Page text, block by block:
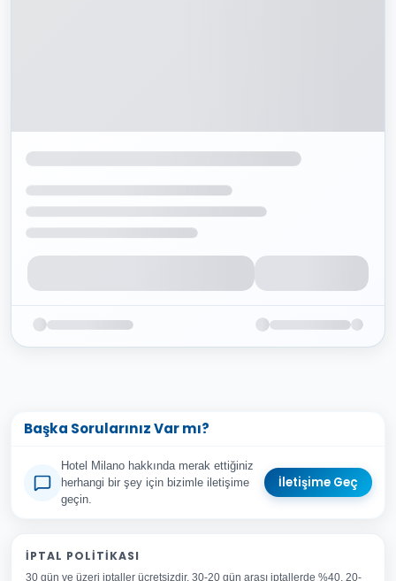
Başka Sorularınız Var mı?
Hotel Milano hakkında merak ettiğiniz
herhangi bir şey için bizimle iletişime
geçin.
İletişime Geç
Adınız Soyadınız
İPTAL POLITIKASI
30 gün ve üzeri iptaller ücretsizdir. 30-20 gün arası iptallerde %40, 20-